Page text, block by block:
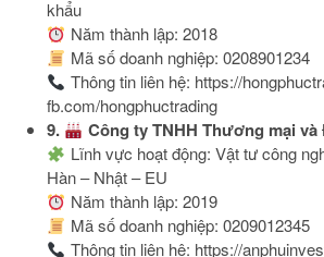
khẩu
Năm thành lập: 2018
Mã số doanh nghiệp: 0208901234
Thông tin liên hệ: https://
fb.com/hongphuctrading
9. Công ty TNHH Thương mại
Lĩnh vực hoạt động: Vật tư công
Hàn – Nhật – EU
Năm thành lập: 2019
Mã số doanh nghiệp: 0209012345
Thông tin liên hệ: https://